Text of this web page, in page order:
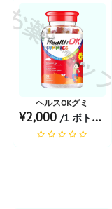
バシュガーフリー
お薬ショップ
ヘルスOKグミ
¥2,000/1 ボトル あたり